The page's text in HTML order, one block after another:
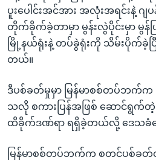
ပူးပေါင်းအင်အား အလုံးအရင်းနဲ့ ဂ
တိုက်ခိုက်ခဲ့တာမှာ မွန်းလွဲပိုင်းမှာ မွ
မြို့နယ်ရုံးနဲ့ တပ်ခွဲရုံးကို သိမ်းပိုက်ခဲ့ပ
တယ်။
ဒီပစ်ခတ်မှုမှာ မြန်မာစစ်တပ်ဘက်
သလို စကားပြန်အဖြစ် ဆောင်ရွက်
ထိခိုက်ဒဏ်ရာ ရရှိခဲ့တယ်လို့ ဒေသခံတွ
မြန်မာစစ်တပ်ဘက်က စတင်ပစ်ခ